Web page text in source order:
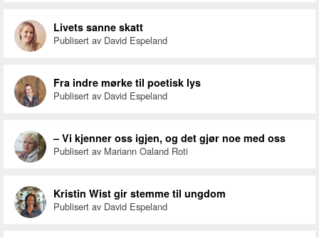
Livets sanne skatt
Publisert av David Espeland
Fra indre mørke til poetisk lys
Publisert av David Espeland
– Vi kjenner oss igjen, og det gjør noe med oss
Publisert av Mariann Oaland Roti
Kristin Wist gir stemme til ungdom
Publisert av David Espeland